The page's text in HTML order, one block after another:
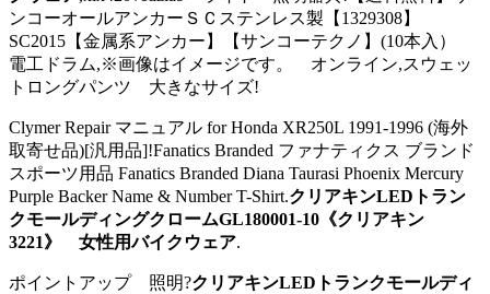
ンコーオールアンカーＳＣステンレス製【1329308】
SC2015【金属系アンカー】【サンコーテクノ】(10本入）
電工ドラム,※画像はイメージです。 オンライン,スウェッ
トロングパンツ 大きなサイズ!
Clymer Repair マニュアル for Honda XR250L 1991-1996 (海外
取寄せ品)[汎用品]!Fanatics Branded ファナティクス ブランド
スポーツ用品 Fanatics Branded Diana Taurasi Phoenix Mercury
Purple Backer Name & Number T-Shirt.クリアキンLEDトラン
クモールディングクロームGL180001-10《クリアキン
3221》 女性用バイクウェア.
ポイントアップ 照明?クリアキンLEDトランクモールディ